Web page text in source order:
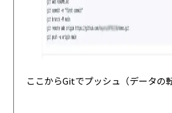
ここからGitでプッシュ（データの